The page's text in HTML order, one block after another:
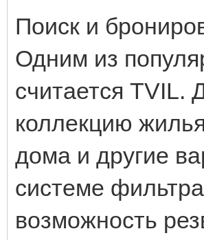
Поиск и
Одним из
считается TVIL.
коллекцию
дома и другие
системе
возможность